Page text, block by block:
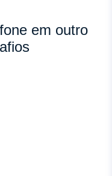
em outro